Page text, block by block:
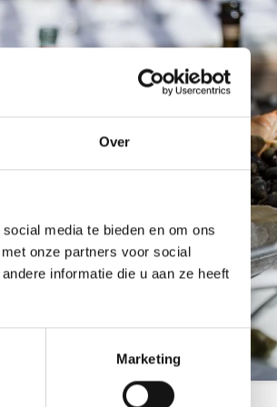
Over
media te bieden en om ons
onze partners voor social
informatie die u aan ze heeft
Marketing